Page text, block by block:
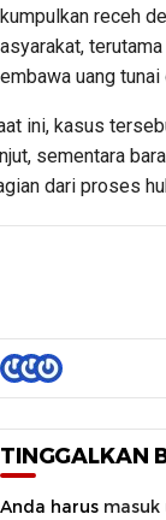
receh
uang
ini, kasus
sementara
dari proses
TINGGALKAN
Anda harus masuk